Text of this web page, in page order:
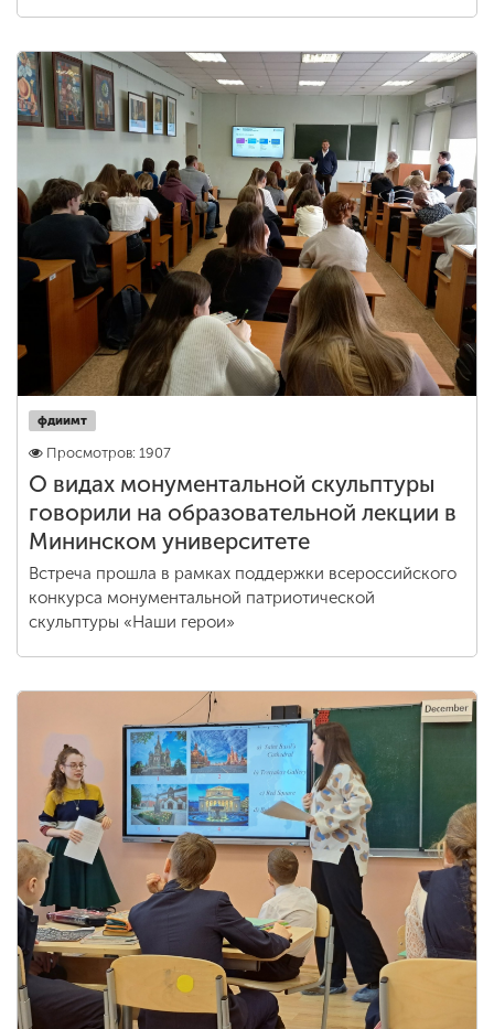
фдиимт
Просмотров: 1907
О видах монументальной скульптуры
говорили на образовательной лекции в
Мининском университете
Встреча прошла в рамках поддержки всероссийского
конкурса монументальной патриотической
скульптуры «Наши герои»